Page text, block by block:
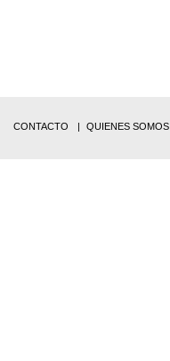
CONTACTO QUIENES SOMOS